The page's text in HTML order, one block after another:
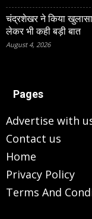
चंद्रशेखर ने किया
लेकर भी कही बड़ी बात
August 4, 2026
Pages
Advertise with
Contact us
Home
Privacy Policy
Terms And